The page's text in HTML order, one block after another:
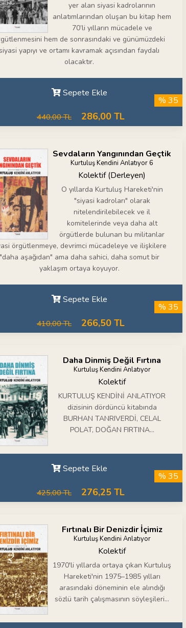
yer alan siyasi kadrolarının
anlatımlarından oluşan bu kitap hem
70’li yılların mücadele ve
hem de sonrasındaki ve günümüzdeki
yapıyı ve ortamı kavramak açısından faydalı
olacaktır.
Sepete Ekle
440,00 TL 286,00 TL
% 35
Sevdaların Yangınından Geçtik
Kurtuluş Kendini Anlatıyor 6
Kolektif (Derleyen)
O yıllarda Kurtuluş Hareketi'nin
"siyasi kadroları" olarak
nitelendirilebilecek ve il
komitelerinde veya daha alt
örgütlerde bulunan bu militanlar
örgütlenmeye, devrimci mücadeleye ve ilişkilere
aşağıdan" ama daha sahici, daha somut bir
yaklaşım ortaya koyuyor.
Sepete Ekle
410,00 TL 266,50 TL
% 35
Daha Dinmiş Değil Fırtına
Kurtuluş Kendini Anlatıyor
Kolektif
KURTULUŞ KENDİNİ ANLATIYOR
dizisinin dördüncü kitabında
BURHAN TANRIVERDİ, CELAL
POLAT, DOĞAN FIRTINA...
Sepete Ekle
425,00 TL 276,25 TL
% 35
Fırtınalı Bir Denizdir İçimiz
Kurtuluş Kendini Anlatıyor
Kolektif
1970'li yıllarda ortaya çıkan Kurtuluş
Hareketi'nin 1975–1985 yılları
arasındaki döneminin ele alındığı
sözlü tarih çalışmasının söyleşileri...